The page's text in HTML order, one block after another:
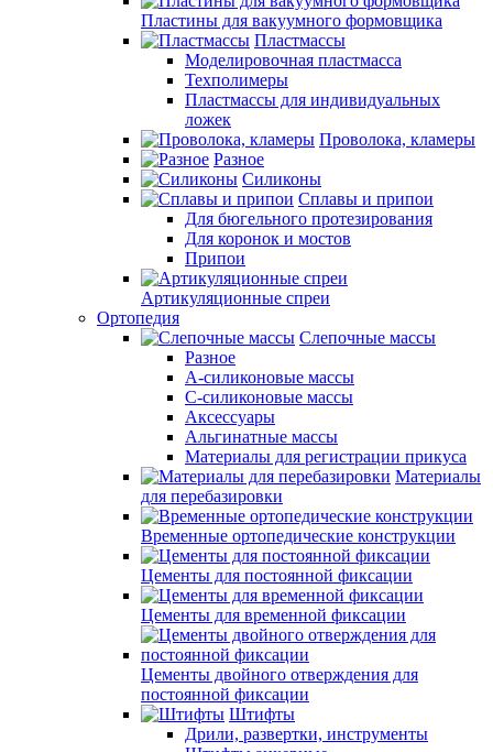
Пластины для вакуумного формовщика
Пластмассы
Моделировочная пластмасса
Техполимеры
Пластмассы для индивидуальных
ложек
Проволока, кламеры
Разное
Силиконы
Сплавы и припои
Для бюгельного протезирования
Для коронок и мостов
Припои
Артикуляционные спреи
Ортопедия
Слепочные массы
Разное
А-силиконовые массы
С-силиконовые массы
Аксессуары
Альгинатные массы
Материалы для регистрации прикуса
Материалы
для перебазировки
Временные ортопедические конструкции
Цементы для постоянной фиксации
Цементы для временной фиксации
Цементы двойного отверждения для
постоянной фиксации
Штифты
Дрили, развертки, инструменты